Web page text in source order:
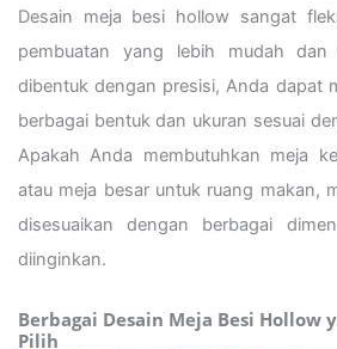
Desain meja besi hollow sangat
pembuatan yang lebih mudah
dibentuk dengan presisi, Anda dapat
berbagai bentuk dan ukuran sesuai
Apakah Anda membutuhkan meja
atau meja besar untuk ruang makan,
disesuaikan dengan berbagai
diinginkan.
Berbagai Desain Meja Besi Hollow
Pilih